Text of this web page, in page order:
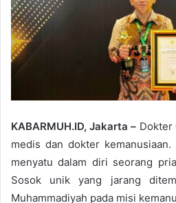
KABARMUH.ID, Jakarta – Dokter
medis dan dokter
menyatu dalam diri seorang
Sosok unik yang jarang
Muhammadiyah pada misi